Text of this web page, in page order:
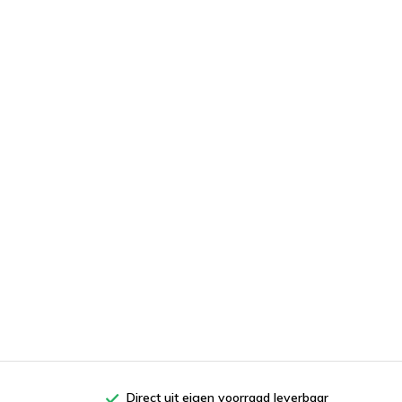
Direct uit eigen voorraad leverbaar